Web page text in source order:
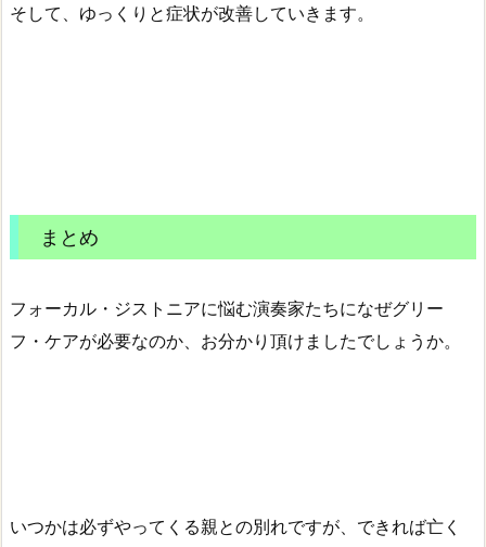
そして、ゆっくりと症状が改善していきます。
まとめ
フォーカル・ジストニアに悩む演奏家たちになぜグリー
フ・ケアが必要なのか、お分かり頂けましたでしょうか。
いつかは必ずやってくる親との別れですが、できれば亡く